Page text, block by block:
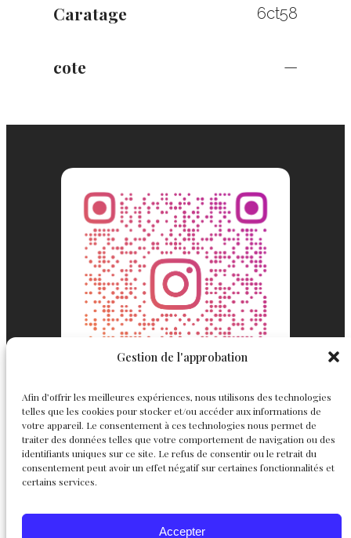
Gestion de l'approbation
Afin d’offrir les meilleures expériences, nous utilisons des technologies
telles que les cookies pour stocker et/ou accéder aux informations de
votre appareil. Le consentement à ces technologies nous permet de
traiter des données telles que votre comportement de navigation ou des
identifiants uniques sur ce site. Le refus de consentir ou le retrait du
consentement peut avoir un effet négatif sur certaines fonctionnalités et
certains services.
Accepter
Caratage 6ct58
cote —
Englemond